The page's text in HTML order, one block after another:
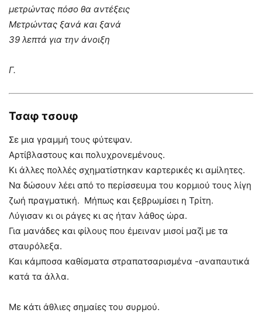
μετρώντας πόσο θα αντέξεις
Μετρώντας ξανά και ξανά
39 λεπτά για την άνοιξη
Γ.
Τσαφ τσουφ
Σε μια γραμμή τους φύτεψαν.
Αρτίβλαστους και πολυχρονεμένους.
Κι άλλες πολλές σχηματίστηκαν καρτερικές κι αμίλητες.
Να δώσουν λέει από το περίσσευμα του κορμιού τους λίγη
ζωή πραγματική. Μήπως και ξεβρωμίσει η Τρίτη.
Λύγισαν κι οι ράγες κι ας ήταν λάθος ώρα.
Για μανάδες και φίλους που έμειναν μισοί μαζί με τα
σταυρόλεξα.
Και κάμποσα καθίσματα στραπατσαρισμένα -αναπαυτικά
κατά τα άλλα.
Με κάτι άθλιες σημαίες του συρμού.